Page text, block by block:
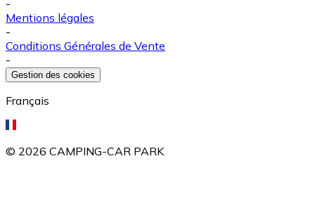
-
Mentions légales
-
Conditions Générales de Vente
-
Gestion des cookies
Français
© 2026 CAMPING-CAR PARK